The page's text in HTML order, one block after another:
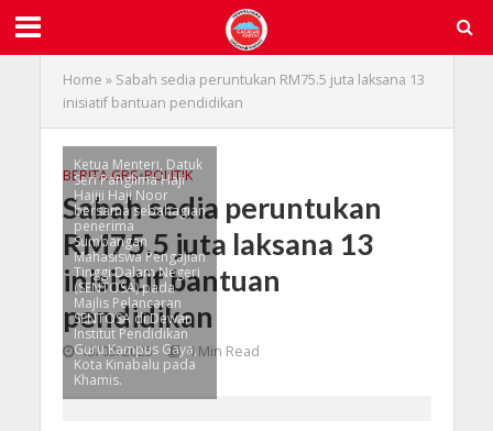
Home » Sabah sedia peruntukan RM75.5 juta laksana 13
inisiatif bantuan pendidikan
BERITA GRS•POLITIK
Sabah sedia peruntukan
RM75.5 juta laksana 13
inisiatif bantuan
pendidikan
13/03/2025 4 Min Read
Ketua Menteri, Datuk
Seri Panglima Haji
Hajiji Haji Noor
bersama sebahagian
penerima
Sumbangan
Mahasiswa Pengajian
Tinggi Dalam Negeri
(SENTOSA) pada
Majlis Pelancaran
SENTOSA di Dewan
Institut Pendidikan
Guru Kampus Gaya,
Kota Kinabalu pada
Khamis.